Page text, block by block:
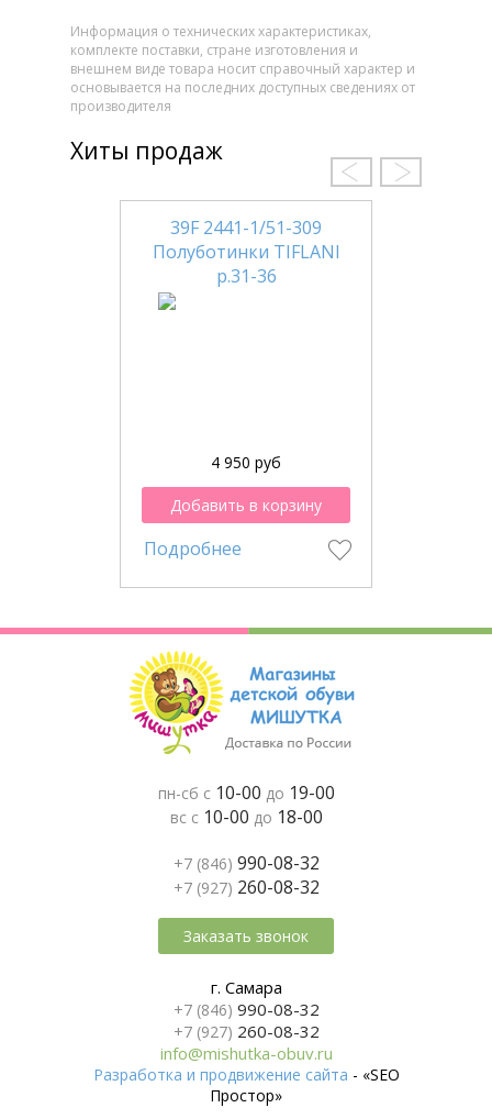
Информация о технических характеристиках,
комплекте поставки, стране изготовления и
внешнем виде товара носит справочный характер и
основывается на последних доступных сведениях от
производителя
Хиты продаж
39F 2441-1/51-309
Полуботинки TIFLANI
р.31-36
4 950 руб
Добавить в корзину
Подробнее
пн-сб с 10-00 до 19-00
вс с 10-00 до 18-00
+7 (846) 990-08-32
+7 (927) 260-08-32
Заказать звонок
г. Самара
+7 (846) 990-08-32
+7 (927) 260-08-32
info@mishutka-obuv.ru
Разработка и продвижение сайта - «SEO
Простор»